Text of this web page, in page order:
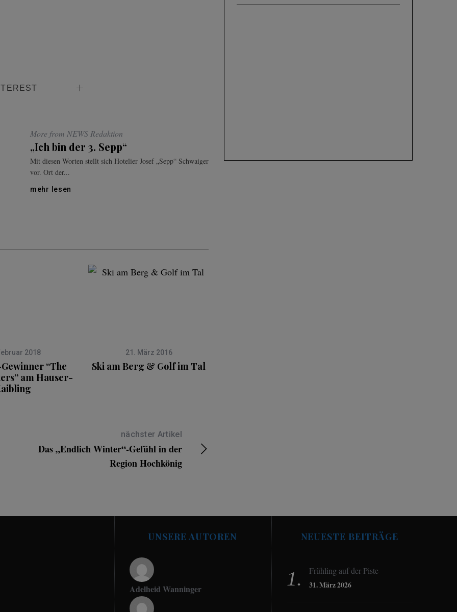
More from NEWS Redaktion
„Ich bin der 3. Sepp“
Mit diesen Worten stellt sich Hotelier Josef „Sepp“ Schwaiger
vor. Ort der...
mehr lesen
2018
“The
am Hauser-
21. März 2016
Ski am Berg & Golf im Tal
nächster Artikel
Das „Endlich Winter“-Gefühl in der
Region Hochkönig
UNSERE AUTOREN
Adelheid Wanninger
NEUESTE BEITRÄGE
Frühling auf der Piste
31. März 2026